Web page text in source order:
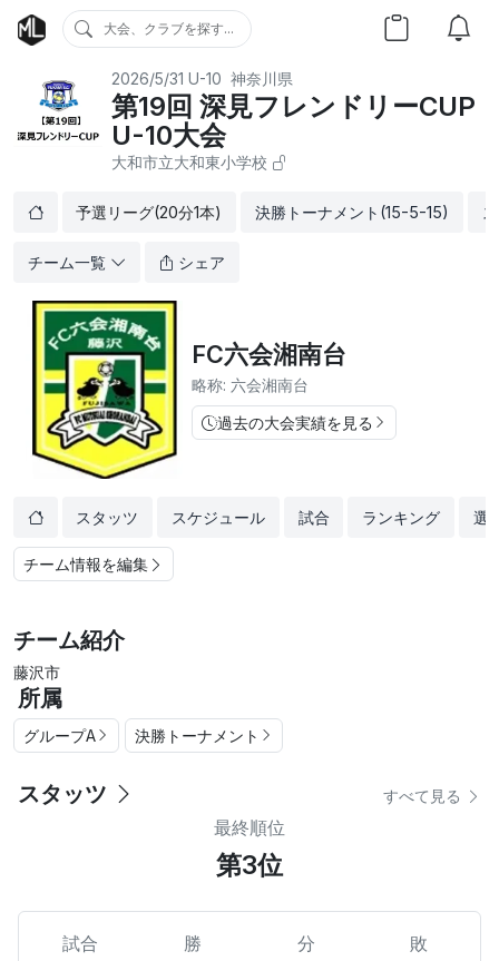
大会、クラブを探す...
2026/5/31 U-10 神奈川県
第19回 深見フレンドリーCUP
U-10大会
大和市立大和東小学校
予選リーグ(20分1本) 決勝トーナメント(15-5-15)
チーム一覧 シェア
FC六会湘南台
略称: 六会湘南台
過去の大会実績を見る
スタッツ スケジュール 試合 ランキング 選
チーム情報を編集
チーム紹介
藤沢市
所属
グループA 決勝トーナメント
スタッツ すべて見る
最終順位
第3位
試合 勝 分 敗